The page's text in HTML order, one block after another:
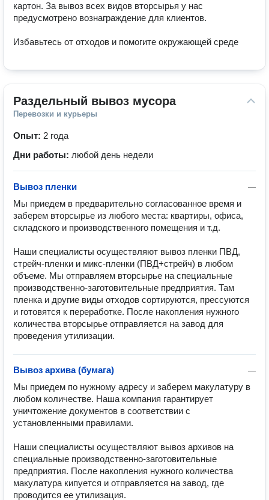
картон. За вывоз всех видов вторсырья у нас
предусмотрено вознаграждение для клиентов.
Избавьтесь от отходов и помогите окружающей среде
Раздельный вывоз мусора
Перевозки и курьеры
Опыт: 2 года
Дни работы: любой день недели
—
Вывоз пленки
Мы приедем в предварительно согласованное время и
заберем вторсырье из любого места: квартиры, офиса,
складского и производственного помещения и т.д.
Наши специалисты осуществляют вывоз пленки ПВД,
стрейч-пленки и микс-пленки (ПВД+стрейч) в любом
объеме. Мы отправляем вторсырье на специальные
производственно-заготовительные предприятия. Там
пленка и другие виды отходов сортируются, прессуются
и готовятся к переработке. После накопления нужного
количества вторсырье отправляется на завод для
проведения утилизации.
—
Вывоз архива (бумага)
Мы приедем по нужному адресу и заберем макулатуру в
любом количестве. Наша компания гарантирует
уничтожение документов в соответствии с
установленными правилами.
Наши специалисты осуществляют вывоз архивов на
специальные производственно-заготовительные
предприятия. После накопления нужного количества
макулатура кипуется и отправляется на завод, где
проводится ее утилизация.